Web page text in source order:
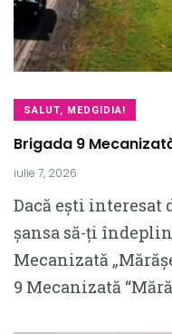
SALUT, MEDGIDIA!
Brigada 9
iulie 7, 2026
Dacă ești interesat
șansa să-ți
Mecanizată
9 Mecanizată